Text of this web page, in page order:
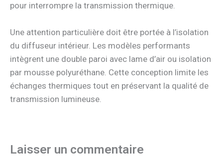
pour interrompre la transmission thermique.
Une attention particulière doit être portée à l’isolation
du diffuseur intérieur. Les modèles performants
intègrent une double paroi avec lame d’air ou isolation
par mousse polyuréthane. Cette conception limite les
échanges thermiques tout en préservant la qualité de
transmission lumineuse.
Laisser un commentaire